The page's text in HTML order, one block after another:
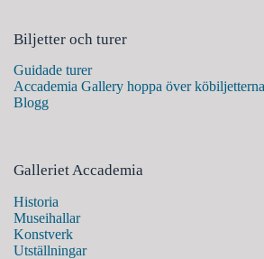
Biljetter och turer
Guidade turer
Accademia Gallery hoppa över köbiljetterna
Blogg
Galleriet Accademia
Historia
Museihallar
Konstverk
Utställningar